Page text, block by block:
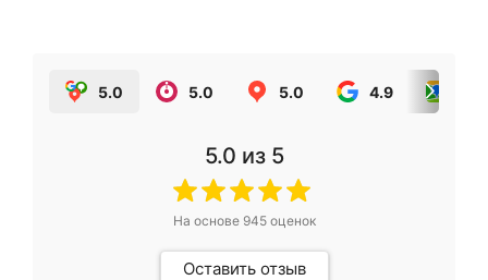
5.0 5.0 5.0 4.9
5.0 из 5
На основе 945оценок
Оставить отзыв